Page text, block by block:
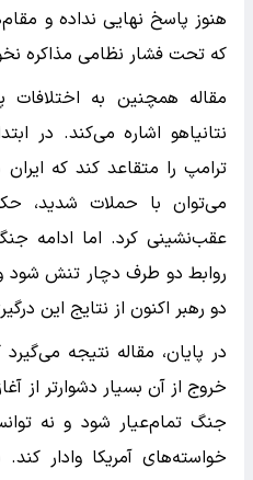
هنوز پاسخ نهایی نداده و
که تحت فشار نظامی مذاکره
مقاله همچنین به اختلافات
نتانیاهو اشاره می‌کند. در
ترامپ را متقاعد کند که
می‌توان با حملات شدید،
عقب‌نشینی کرد. اما ادامه
روابط دو طرف دچار تنش شود
دو رهبر اکنون از نتایج این
در پایان، مقاله نتیجه
خروج از آن بسیار دشوارتر از
جنگ تمام‌عیار شود و نه
خواسته‌های آمریکا وادار